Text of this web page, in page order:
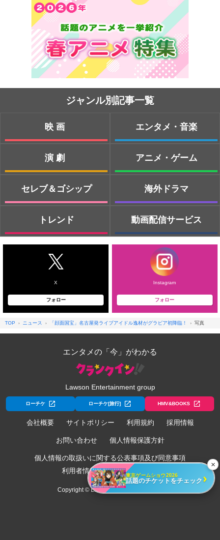
ジャンル別記事一覧
映画
演劇
セレブ＆ゴシップ
トレンド
エンタメ・音楽
アニメ・ゲーム
海外ドラマ
動画配信サービス
X
フォロー
Instagram
フォロー
TOP ニュース 「顔面国宝」名古屋発ライブアイドル逸材がグラビア初降臨！ 写真
エンタメの「今」がわかる
Lawson Entertainment group
ローチケ ローチケ[旅行] HMV&BOOKS
会社概要 サイトポリシー 利用規約 採用情報
お問い合わせ 個人情報保護方針
個人情報の取扱いに関する公表事項及び同意事項
利用者情報の外部送信について
Copyright © Lawson Entertainment, Inc.
✕
東京ゲームショウ2026
話題のチケットをチェック ›